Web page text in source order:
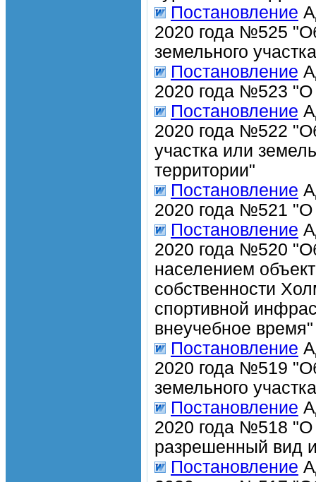
Постановление
2020 года №525
земельного
Постановление
2020 года №523 "О
Постановление
2020 года №522
участка или
территории"
Постановление
2020 года №521 "О
Постановление
2020 года №520
населением
собственности
спортивной
внеучебное время"
Постановление
2020 года №519
земельного
Постановление
2020 года №518 "О
разрешенный вид
Постановление